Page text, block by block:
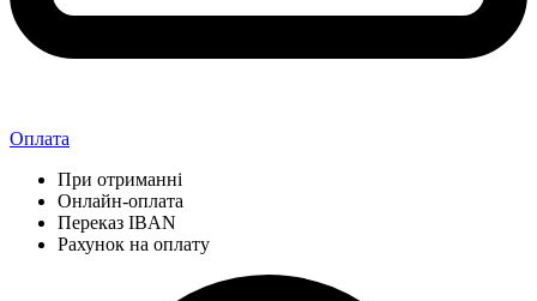
Оплата
При отриманні
Онлайн-оплата
Переказ IBAN
Рахунок на оплату